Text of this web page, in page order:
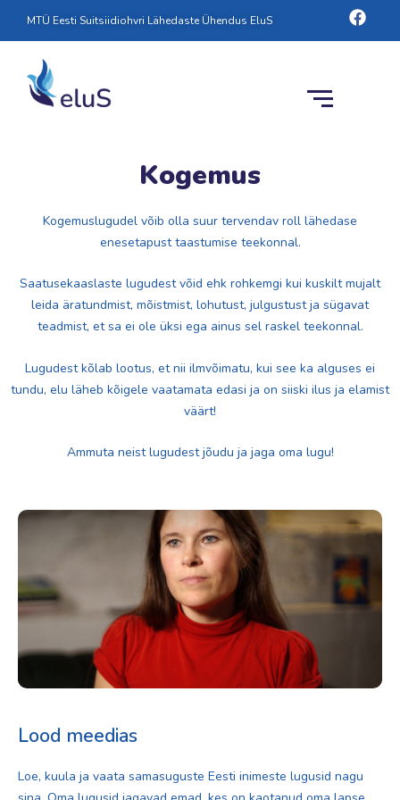
MTÜ Eesti Suitsiidiohvri Lähedaste Ühendus EluS
Kogemus
Kogemuslugudel võib olla suur tervendav roll lähedase
enesetapust taastumise teekonnal.
Saatusekaaslaste lugudest võid ehk rohkemgi kui kuskilt mujalt
leida äratundmist, mõistmist, lohutust, julgustust ja sügavat
teadmist, et sa ei ole üksi ega ainus sel raskel teekonnal.
Lugudest kõlab lootus, et nii ilmvõimatu, kui see ka alguses ei
tundu, elu läheb kõigele vaatamata edasi ja on siiski ilus ja elamist
väärt!
Ammuta neist lugudest jõudu ja jaga oma lugu!
Lood meedias
Loe, kuula ja vaata samasuguste Eesti inimeste lugusid nagu